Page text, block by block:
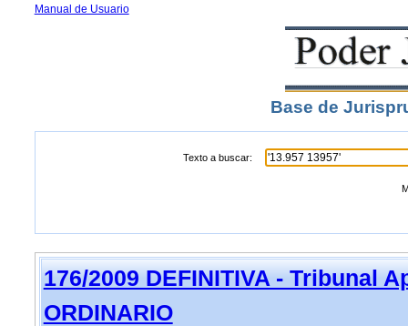
Manual de Usuario
Base de
Texto a buscar:
176/2009 DEFINITIVA - Tribunal
ORDINARIO